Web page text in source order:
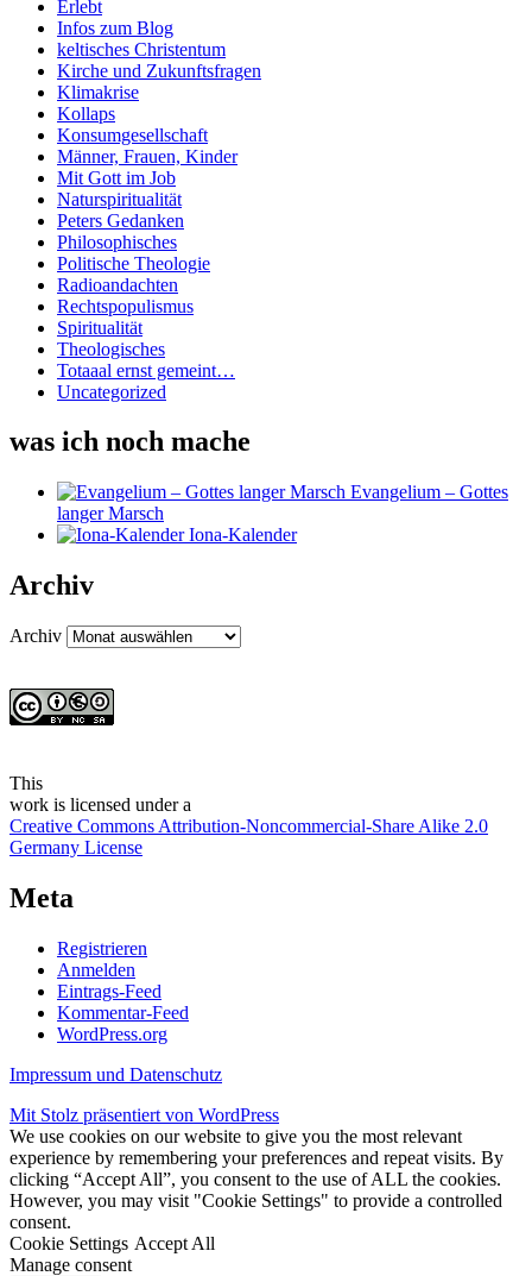
Erlebt
Infos zum Blog
keltisches Christentum
Kirche und Zukunftsfragen
Klimakrise
Kollaps
Konsumgesellschaft
Männer, Frauen, Kinder
Mit Gott im Job
Naturspiritualität
Peters Gedanken
Philosophisches
Politische Theologie
Radioandachten
Rechtspopulismus
Spiritualität
Theologisches
Totaaal ernst gemeint…
Uncategorized
was ich noch mache
Evangelium – Gottes
langer Marsch
Iona-Kalender
Archiv
Archiv
This
work is licensed under a
Creative Commons Attribution-Noncommercial-Share Alike 2.0
Germany License
Meta
Registrieren
Anmelden
Eintrags-Feed
Kommentar-Feed
WordPress.org
Impressum und Datenschutz
Mit Stolz präsentiert von WordPress
We use cookies on our website to give you the most relevant
experience by remembering your preferences and repeat visits. By
clicking “Accept All”, you consent to the use of ALL the cookies.
However, you may visit "Cookie Settings" to provide a controlled
consent.
Cookie Settings Accept All
Manage consent